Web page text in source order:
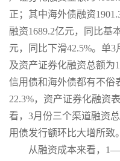
正；其中海外债融资
融资1689.2亿元，同比基
元，同比下滑42.5%。单
及资产证券化融资总额为
信用债和海外债都有不俗
22.3%，资产证券化融资
看，3月份三个渠道融资
用债发行额环比大增所致。
从融资成本来看，